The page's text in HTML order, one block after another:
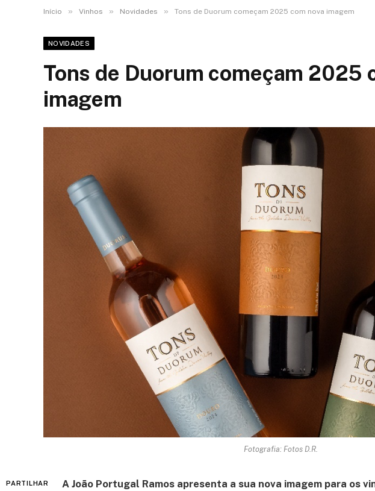
Início » Vinhos » Novidades » Tons de Duorum começam 2025 com nova imagem
NOVIDADES
Tons de Duorum começam 2025
imagem
Fotografia: Fotos D.R.
PARTILHAR
A João Portugal Ramos apresenta a sua nova imagem para os